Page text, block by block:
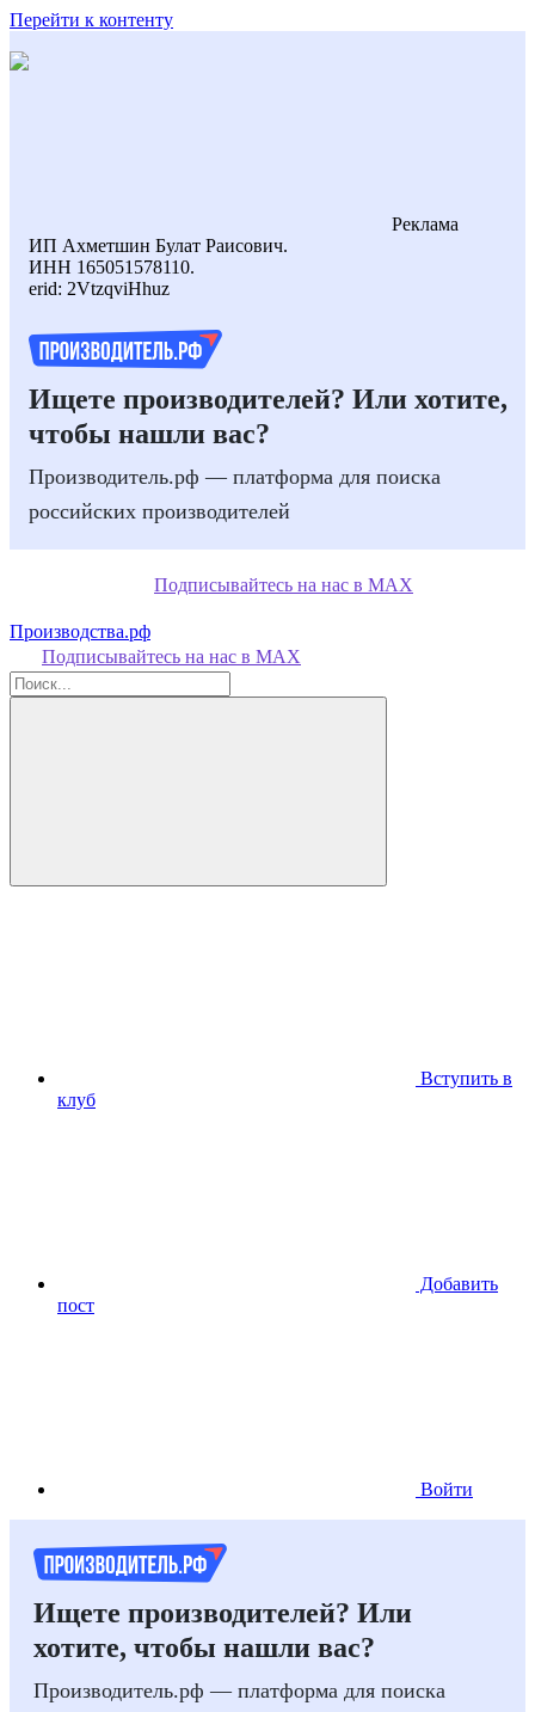
Перейти к контенту
Реклама
ИП Ахметшин Булат Раисович.
ИНН 165051578110.
erid: 2VtzqviHhuz
Ищете производителей? Или хотите,
чтобы нашли вас?
Производитель.рф — платформа для поиска
российских производителей
Подписывайтесь на нас в MAX
Производства.рф
Подписывайтесь на нас в MAX
Вступить в
клуб
Добавить
пост
Войти
Ищете производителей? Или
хотите, чтобы нашли вас?
Производитель.рф — платформа для поиска